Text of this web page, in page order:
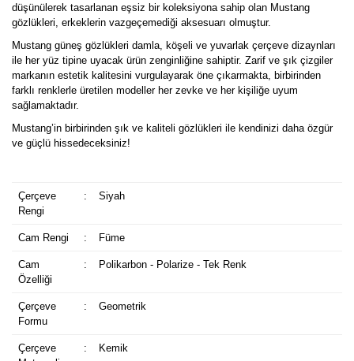
düşünülerek tasarlanan eşsiz bir koleksiyona sahip olan Mustang
gözlükleri, erkeklerin vazgeçemediği aksesuarı olmuştur.
Mustang güneş gözlükleri damla, köşeli ve yuvarlak çerçeve dizaynları
ile her yüz tipine uyacak ürün zenginliğine sahiptir. Zarif ve şık çizgiler
markanın estetik kalitesini vurgulayarak öne çıkarmakta, birbirinden
farklı renklerle üretilen modeller her zevke ve her kişiliğe uyum
sağlamaktadır.
Mustang’in birbirinden şık ve kaliteli gözlükleri ile kendinizi daha özgür
ve güçlü hissedeceksiniz!
Çerçeve
Rengi
: Siyah
Cam Rengi : Füme
Cam
Özelliği
: Polikarbon - Polarize - Tek Renk
Çerçeve
Formu
: Geometrik
Çerçeve
: Kemik